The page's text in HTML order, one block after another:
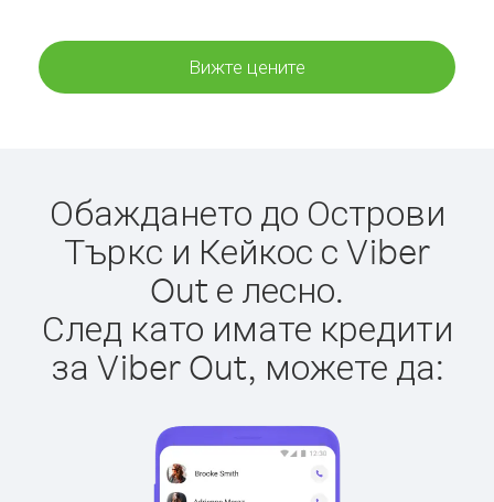
Вижте цените
Обаждането до Острови
Търкс и Кейкос с Viber
Out е лесно.
След като имате кредити
за Viber Out, можете да: